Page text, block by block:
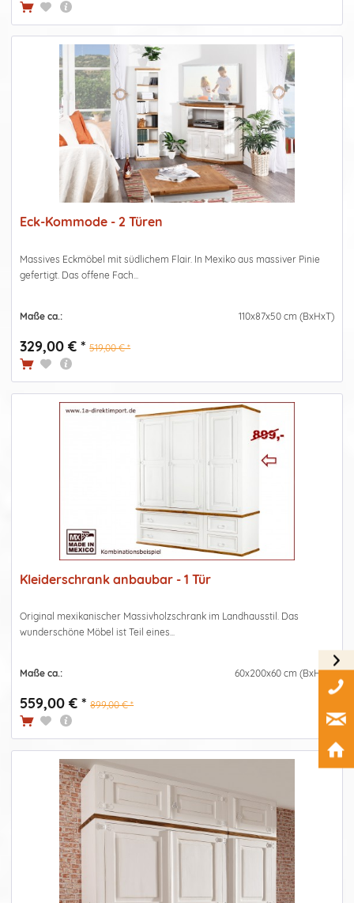
Eck-Kommode - 2 Türen
Massives Eckmöbel mit südlichem Flair. In Mexiko aus massiver Pinie
gefertigt. Das offene Fach...
Maße ca.: 110x87x50 cm (BxHxT)
329,00 € * 519,00 € *
Kleiderschrank anbaubar - 1 Tür
Original mexikanischer Massivholzschrank im Landhausstil. Das
wunderschöne Möbel ist Teil eines...
Maße ca.: 60x200x60 cm (BxHxT)
559,00 € * 899,00 € *